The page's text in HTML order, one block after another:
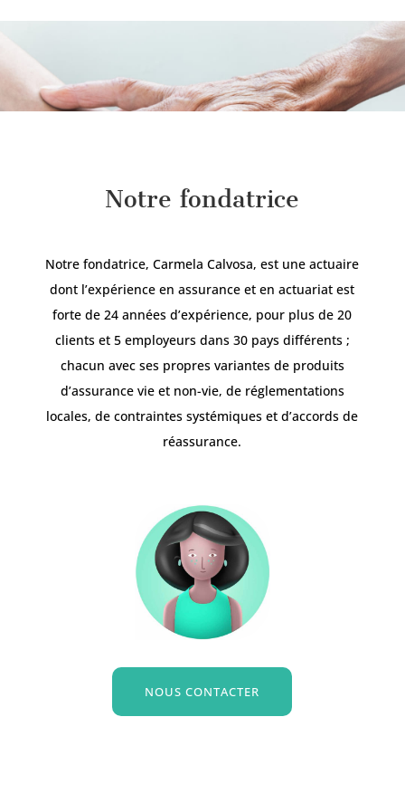
Notre fondatrice
Notre fondatrice, Carmela Calvosa, est une actuaire
dont l’expérience en assurance et en actuariat est
forte de 24 années d’expérience, pour plus de 20
clients et 5 employeurs dans 30 pays différents ;
chacun avec ses propres variantes de produits
d’assurance vie et non-vie, de réglementations
locales, de contraintes systémiques et d’accords de
réassurance.
NOUS CONTACTER